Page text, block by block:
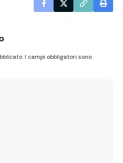
I campi obbligatori sono